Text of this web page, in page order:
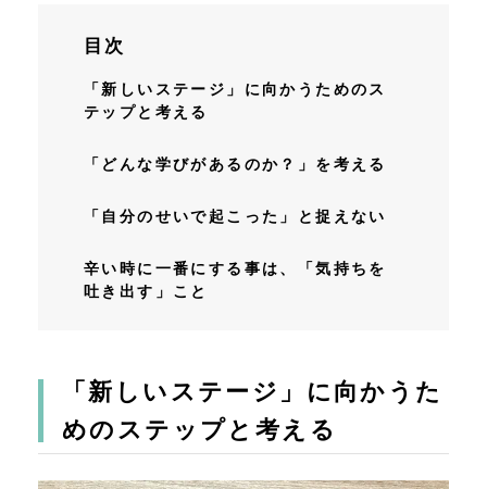
目次
「新しいステージ」に向かうためのス
テップと考える
「どんな学びがあるのか？」を考える
「自分のせいで起こった」と捉えない
辛い時に一番にする事は、「気持ちを
吐き出す」こと
「新しいステージ」に向かうた
めのステップと考える